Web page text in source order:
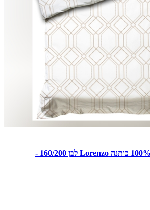
סט מצעים למיטה זוגית 100% כותנה Lorenzo לבן 160/200 -